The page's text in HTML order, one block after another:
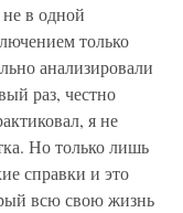
в одной
только
анализировали
раз, честно
я не
Но только лишь
справки и это
всю свою жизнь